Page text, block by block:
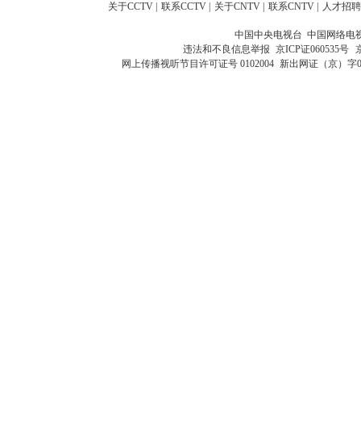
关于CCTV 联系CCTV 关于CNTV 联系CNTV 人才招聘
中国中央电视台 中国网络电
违法和不良信息举报 京ICP证060535号
网上传播视听节目许可证号 0102004 新出网证（京）